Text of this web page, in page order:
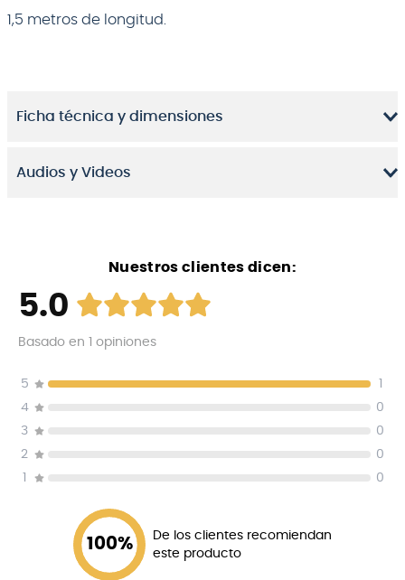
1,5 metros de longitud.
Ficha técnica y dimensiones
Audios y Videos
Nuestros clientes dicen:
5.0
Basado en 1 opiniones
5
1
4
0
3
0
2
0
1
0
100%
De los clientes recomiendan
este producto